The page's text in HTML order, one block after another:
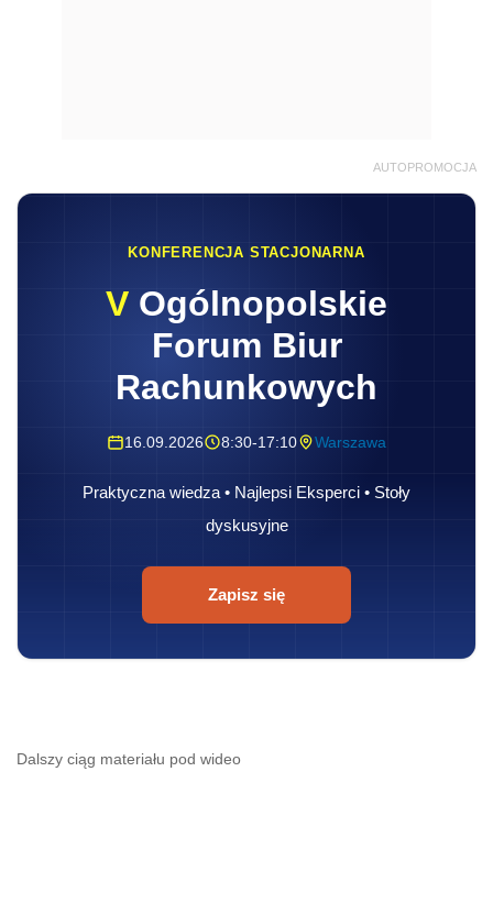
AUTOPROMOCJA
KONFERENCJA STACJONARNA
V Ogólnopolskie
Forum Biur
Rachunkowych
16.09.2026 8:30-17:10 Warszawa
Praktyczna wiedza • Najlepsi Eksperci • Stoły
dyskusyjne
Zapisz się
Dalszy ciąg materiału pod wideo